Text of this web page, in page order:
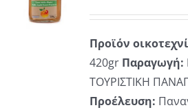
Προϊόν
420gr Παραγωγή:
ΤΟΥΡΙΣΤΙΚΗ
Προέλευση: